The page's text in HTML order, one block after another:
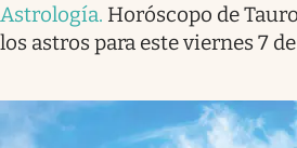
Astrología. Horóscopo de
los astros para este viernes 7